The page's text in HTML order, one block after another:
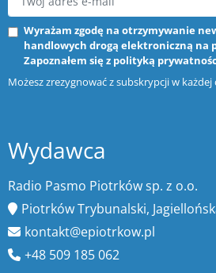
Wyrażam zgodę na otrzymywanie
handlowych drogą elektroniczną na
Zapoznałem się z polityką
Możesz zrezygnować z subskrypcji w każdej
Wydawca
Radio Pasmo Piotrków sp. z o.o.
Piotrków Trybunalski,
kontakt@epiotrkow.pl
+48 509 185 062